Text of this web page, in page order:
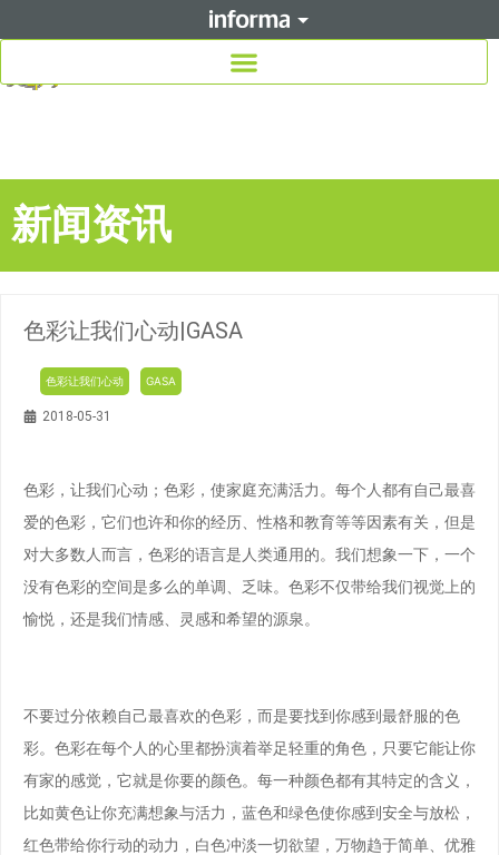
新闻资讯
色彩让我们心动|GASA
色彩让我们心动 GASA
2018-05-31
色彩，让我们心动；色彩，使家庭充满活力。每个人都有自己最喜
爱的色彩，它们也许和你的经历、性格和教育等等因素有关，但是
对大多数人而言，色彩的语言是人类通用的。我们想象一下，一个
没有色彩的空间是多么的单调、乏味。色彩不仅带给我们视觉上的
愉悦，还是我们情感、灵感和希望的源泉。
不要过分依赖自己最喜欢的色彩，而是要找到你感到最舒服的色
彩。色彩在每个人的心里都扮演着举足轻重的角色，只要它能让你
有家的感觉，它就是你要的颜色。每一种颜色都有其特定的含义，
比如黄色让你充满想象与活力，蓝色和绿色使你感到安全与放松，
红色带给你行动的动力，白色冲淡一切欲望，万物趋于简单、优雅